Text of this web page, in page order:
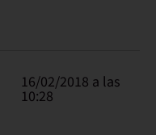
16/02/2018 a las
10:28